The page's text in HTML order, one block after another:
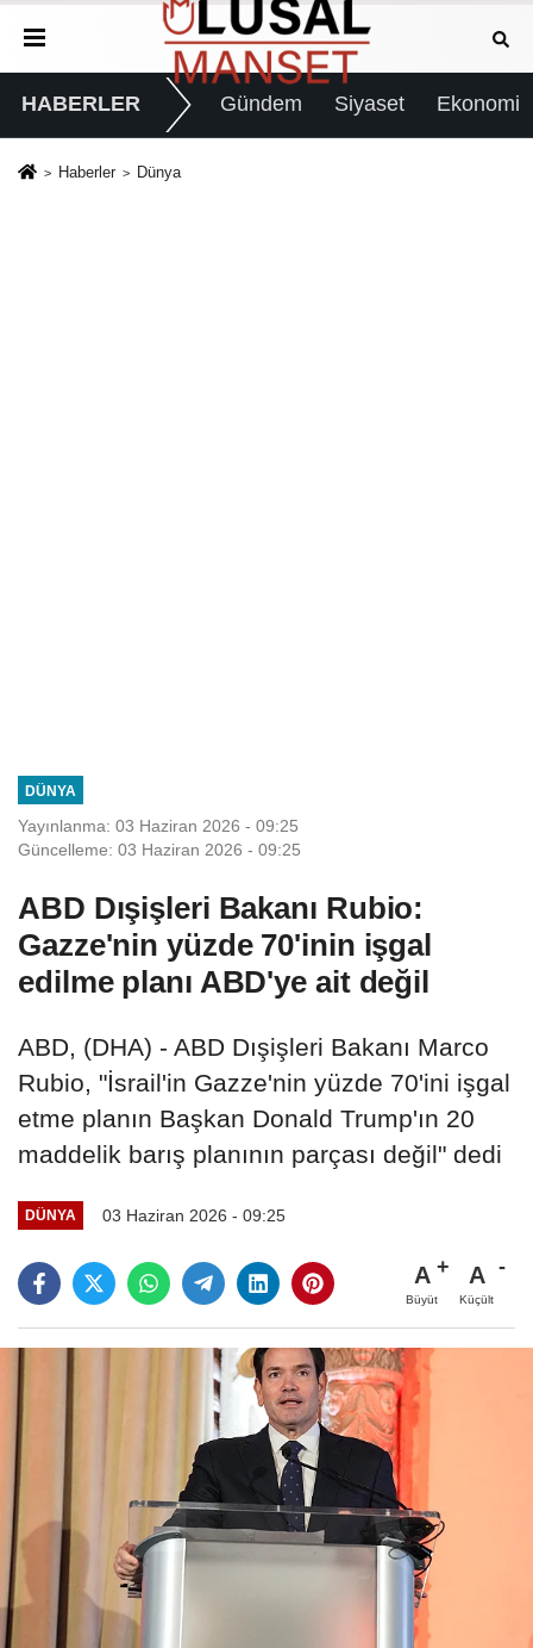
HABERLER Gündem Siyaset Ekonomi
Haberler Dünya
DÜNYA
Yayınlanma: 03 Haziran 2026 - 09:25
Güncelleme: 03 Haziran 2026 - 09:25
ABD Dışişleri Bakanı Rubio:
Gazze'nin yüzde 70'inin işgal
edilme planı ABD'ye ait değil
ABD, (DHA) - ABD Dışişleri Bakanı Marco
Rubio, "İsrail'in Gazze'nin yüzde 70'ini işgal
etme planın Başkan Donald Trump'ın 20
maddelik barış planının parçası değil" dedi
DÜNYA 03 Haziran 2026 - 09:25
A
Büyüt
A
Küçült